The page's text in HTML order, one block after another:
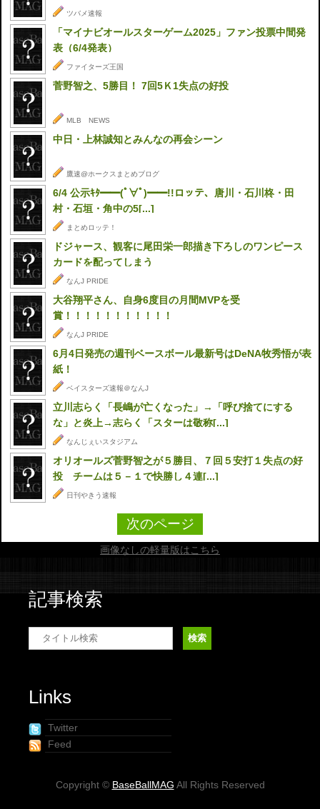
ツバメ速報
「マイナビオールスターゲーム2025」ファン投票中間発
表（6/4発表）
ファイターズ王国
菅野智之、5勝目！ 7回5Ｋ1失点の好投
MLB NEWS
中日・上林誠知とみんなの再会シーン
鷹速@ホークスまとめブログ
6/4 公示ｷﾀ━━(ﾟ∀ﾟ)━━!!ロッテ、唐川・石川柊・田
村・石垣・角中の5[...]
まとめロッテ！
ドジャース、観客に尾田栄一郎描き下ろしのワンピース
カードを配ってしまう
なんJ PRIDE
大谷翔平さん、自身6度目の月間MVPを受
賞！！！！！！！！！！！
なんJ PRIDE
6月4日発売の週刊ベースボール最新号はDeNA牧秀悟が表
紙！
ベイスターズ速報＠なんJ
立川志らく「長嶋が亡くなった」→「呼び捨てにする
な」と炎上→志らく「スターは敬称[...]
なんじぇいスタジアム
オリオールズ菅野智之が５勝目、７回５安打１失点の好
投 チームは５－１で快勝し４連[...]
日刊やきう速報
次のページ
画像なしの軽量版はこちら
記事検索
Links
Twitter
Feed
Copyright © BaseBallMAG All Rights Reserved